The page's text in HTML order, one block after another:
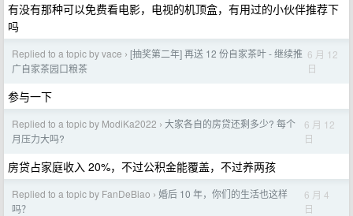
有没有那种可以免费看电影，电视的机顶盒，有用过的小伙伴推荐下
吗
Replied to a topic by vace › [抽奖第二年] 再送 12 份自家茶叶 - 继续推
广自家茶园口粮茶
6 月 12
日
参与一下
Replied to a topic by ModiKa2022 › 大家各自的房贷还剩多少? 每个
月压力大吗?
6 月 12
日
房贷占家庭收入 20%，不过公积金能覆盖，不过养两孩
Replied to a topic by FanDeBiao › 婚后 10 年，你们的生活也这样
吗？
6 月 4
日